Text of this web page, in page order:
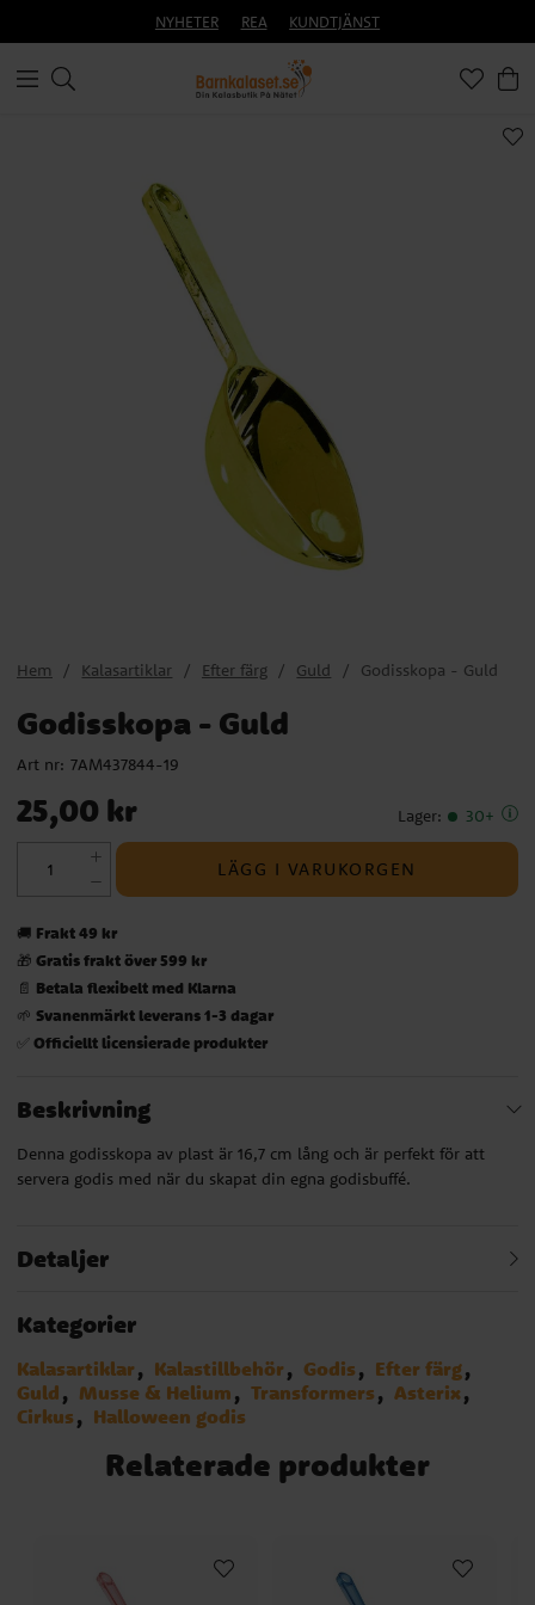
NYHETER REA KUNDTJÄNST
Hem Kalasartiklar Efter färg Guld Godisskopa - Guld
Godisskopa - Guld
Art nr: 7AM437844-19
Pris
25,00 kr
25,00 kr Lager: 30+
LÄGG I VARUKORGEN
🚚 Frakt 49 kr
🎁 Gratis frakt över 599 kr
📄 Betala flexibelt med Klarna
🌱 Svanenmärkt leverans 1-3 dagar
✅ Officiellt licensierade produkter
Beskrivning
Denna godisskopa av plast är 16,7 cm lång och är perfekt för att
servera godis med när du skapat din egna godisbuffé.
Detaljer
Kategorier
Kalasartiklar Kalastillbehör Godis
Efter färg
Guld
Musse & Helium Transformers
Asterix
Cirkus
Halloween godis
Relaterade produkter